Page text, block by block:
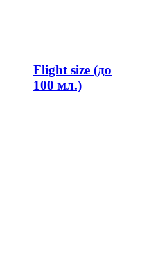
Flight size (до
100 мл.)